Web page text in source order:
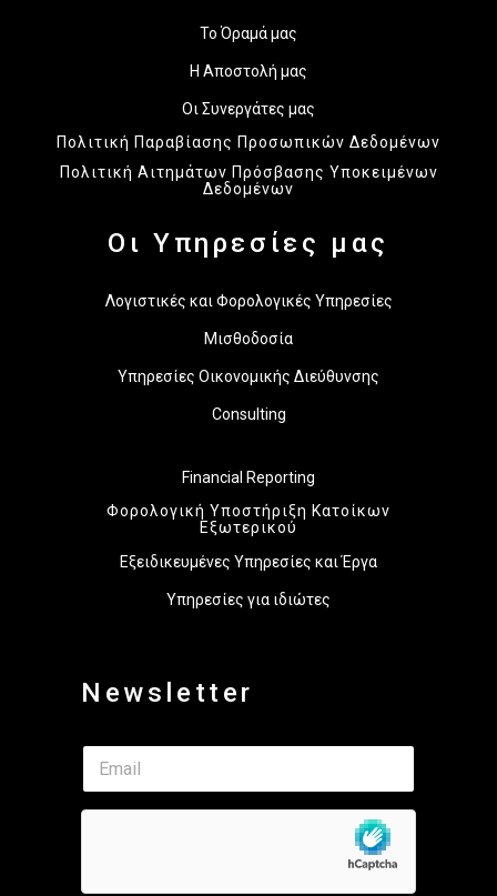
Το Όραμά μας
Η Αποστολή μας
Οι Συνεργάτες μας
Πολιτική Παραβίασης Προσωπικών Δεδομένων
Πολιτική Αιτημάτων Πρόσβασης Υποκειμένων
Δεδομένων
Οι Υπηρεσίες μας
Λογιστικές και Φορολογικές Υπηρεσίες
Μισθοδοσία
Υπηρεσίες Οικονομικής Διεύθυνσης
Consulting
Financial Reporting
Φορολογική Υποστήριξη Κατοίκων
Εξωτερικού
Εξειδικευμένες Υπηρεσίες και Έργα
Υπηρεσίες για ιδιώτες
Newsletter
E
a
i